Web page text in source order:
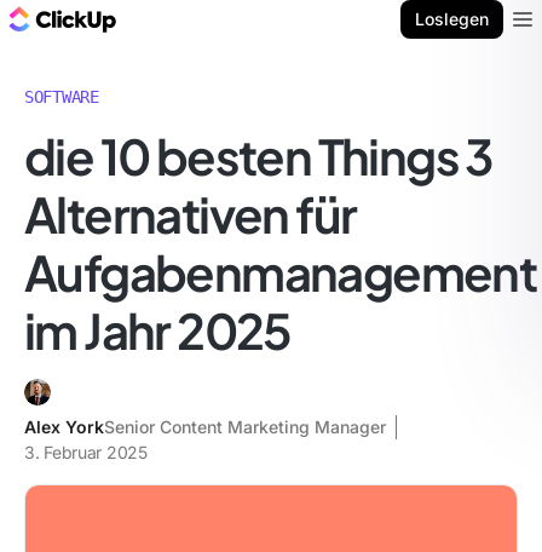
Loslegen
SOFTWARE
die 10 besten Things 3
Alternativen für
Aufgabenmanagement
im Jahr 2025
Alex YorkSenior Content Marketing Manager
3. Februar 2025